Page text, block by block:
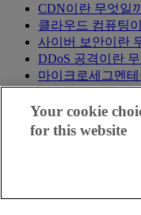
CDN이란 무엇일
클라우드 컴퓨팅
사이버 보안이란
DDoS 공격이란
마이크로세그멘
WAAP이란?
제로 트러스트란
모두 보기
Your cookie
for this website